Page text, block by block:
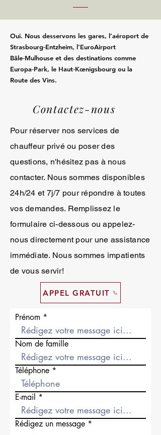
Oui. Nous desservons les gares, l’aéroport de
Strasbourg‑Entzheim, l’EuroAirport
Bâle‑Mulhouse et des destinations comme
Europa‑Park, le Haut‑Kœnigsbourg ou la
Route des Vins.
Contactez-nous
Pour réserver nos services de
chauffeur privé ou poser des
questions, n'hésitez pas à nous
contacter. Nous sommes disponibles
24h/24 et 7j/7 pour répondre à toutes
vos demandes. Remplissez le
formulaire ci-dessous ou appelez-
nous directement pour une assistance
immédiate. Nous sommes impatients
de vous servir!
APPEL GRATUIT
Prénom
Nom de famille
Téléphone
E-mail
Rédigez un message